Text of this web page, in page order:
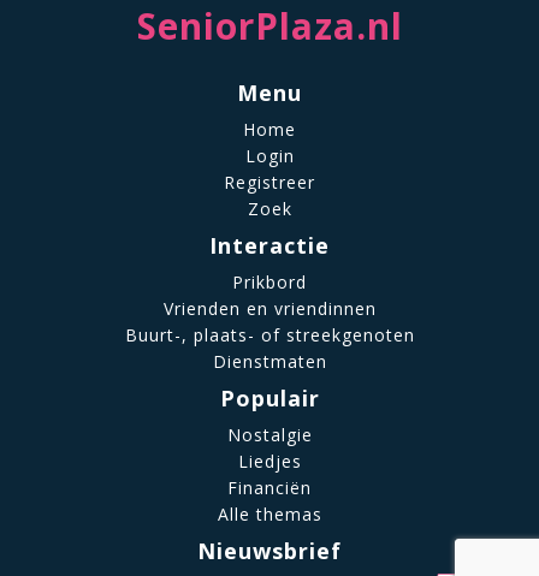
SeniorPlaza.nl
Menu
Home
Login
Registreer
Zoek
Interactie
Prikbord
Vrienden en vriendinnen
Buurt-, plaats- of streekgenoten
Dienstmaten
Populair
Nostalgie
Liedjes
Financiën
Alle themas
Nieuwsbrief